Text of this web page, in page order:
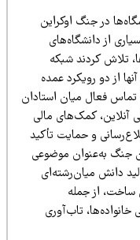
در جنگ اوکراین
دانشگاه‌های
کردند شبکه
دو رویکرد عمده
فعال میان استادان
کمک‌های مالی
و حمایت تأکید
به‌عنوان موضوعی
میان‌رشته‌ای
از جمله
تاب‌آوری